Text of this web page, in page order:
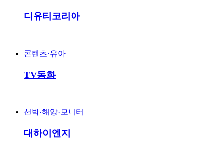
디유티코리아
콘텐츠·유아
TV동화
선박·해양·모니터
대하이엔지